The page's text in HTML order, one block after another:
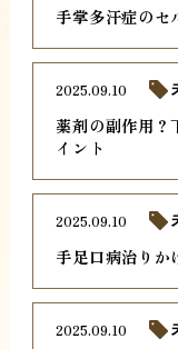
手掌多汗症のセ
薬剤の副作用？
イント
2025.09.10
手足口病治りか
2025.09.10
2025.09.10